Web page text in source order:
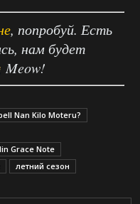
, попробуй. Есть
нам будет
Meow!
Nan Kilo Moteru?
Grace Note
летний сезон